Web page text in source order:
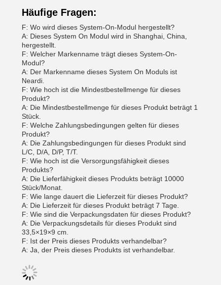
Häufige Fragen:
F: Wo wird dieses System-On-Modul hergestellt?
A: Dieses System On Modul wird in Shanghai, China,
hergestellt.
F: Welcher Markenname trägt dieses System-On-
Modul?
A: Der Markenname dieses System On Moduls ist
Neardi.
F: Wie hoch ist die Mindestbestellmenge für dieses
Produkt?
A: Die Mindestbestellmenge für dieses Produkt beträgt 1
Stück.
F: Welche Zahlungsbedingungen gelten für dieses
Produkt?
A: Die Zahlungsbedingungen für dieses Produkt sind
L/C, D/A, D/P, T/T.
F: Wie hoch ist die Versorgungsfähigkeit dieses
Produkts?
A: Die Lieferfähigkeit dieses Produkts beträgt 10000
Stück/Monat.
F: Wie lange dauert die Lieferzeit für dieses Produkt?
A: Die Lieferzeit für dieses Produkt beträgt 7 Tage.
F: Wie sind die Verpackungsdaten für dieses Produkt?
A: Die Verpackungsdetails für dieses Produkt sind
33,5×19×9 cm.
F: Ist der Preis dieses Produkts verhandelbar?
A: Ja, der Preis dieses Produkts ist verhandelbar.